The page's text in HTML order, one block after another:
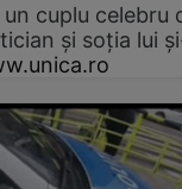
cuplu celebru
și soția lui